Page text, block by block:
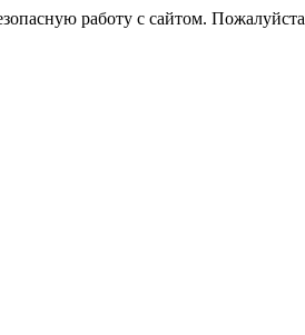
работу с сайтом. Пожалуйста